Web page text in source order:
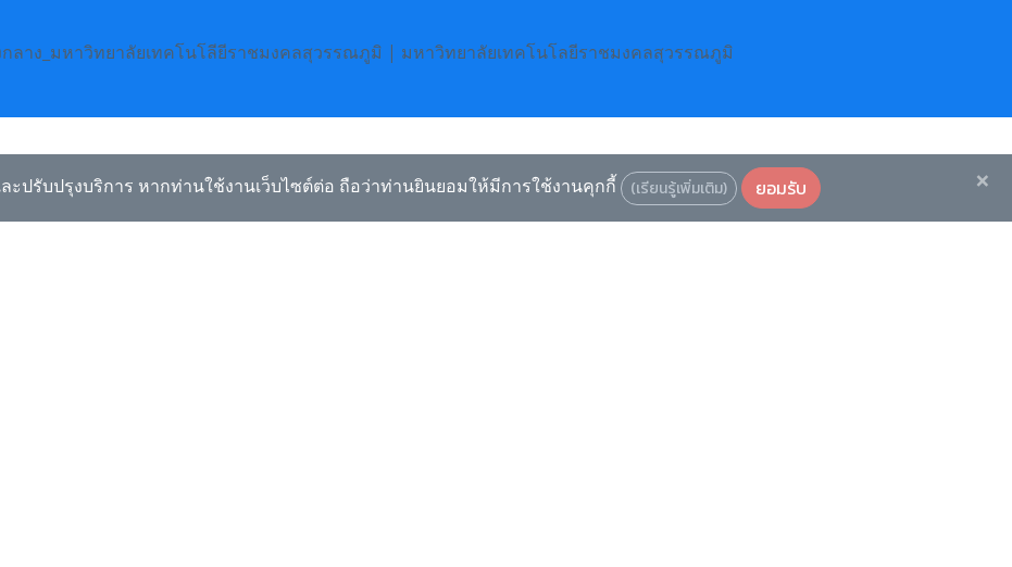
ลาง_มหาวิทยาลัยเทคโนโลียีราชมงคลสุวรรณภูมิ | มหาวิทยาลัยเทคโนโลยีราชมงคลสุวรรณภูมิ
ะปรับปรุงบริการ หากท่านใช้งานเว็บไซต์ต่อ ถือว่าท่านยินยอมให้มีการใช้งานคุกกี้ (เรียนรู้เพิ่มเติม) ยอมรับ ×